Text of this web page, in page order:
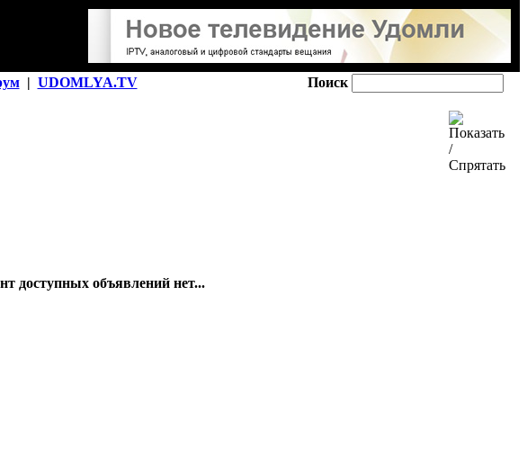
| UDOMLYA.TV Поиск
доступных объявлений нет...